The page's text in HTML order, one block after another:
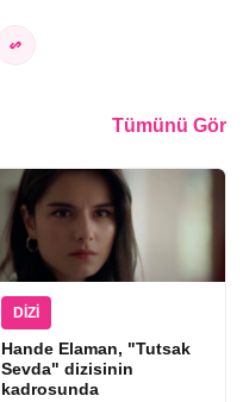
Tümünü Gör
DIZI
Hande Elaman, "Tutsak
Sevda" dizisinin
kadrosunda